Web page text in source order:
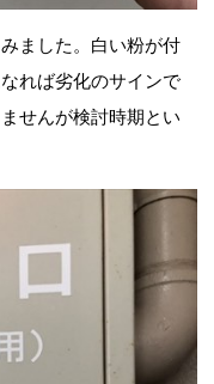
ました。白い粉が付
れば劣化のサインで
せんが検討時期とい